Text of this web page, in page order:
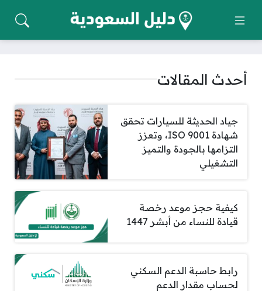
أحدث المقالات
جياد الحديثة للسيارات تحقق
شهادة ISO 9001، وتعزز
التزامها بالجودة والتميز
التشغيلي
كيفية حجز موعد رخصة
قيادة للنساء من أبشر 1447
رابط حاسبة الدعم السكني
لحساب مقدار الدعم